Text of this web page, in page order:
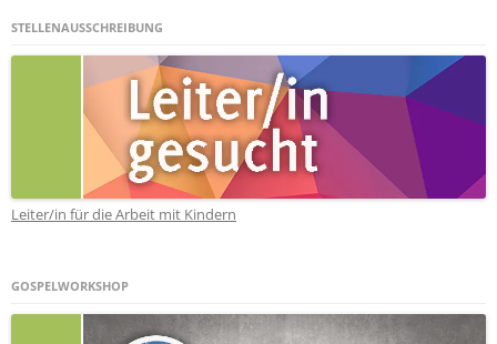
STELLENAUSSCHREIBUNG
Leiter/in für die Arbeit mit Kindern
GOSPELWORKSHOP